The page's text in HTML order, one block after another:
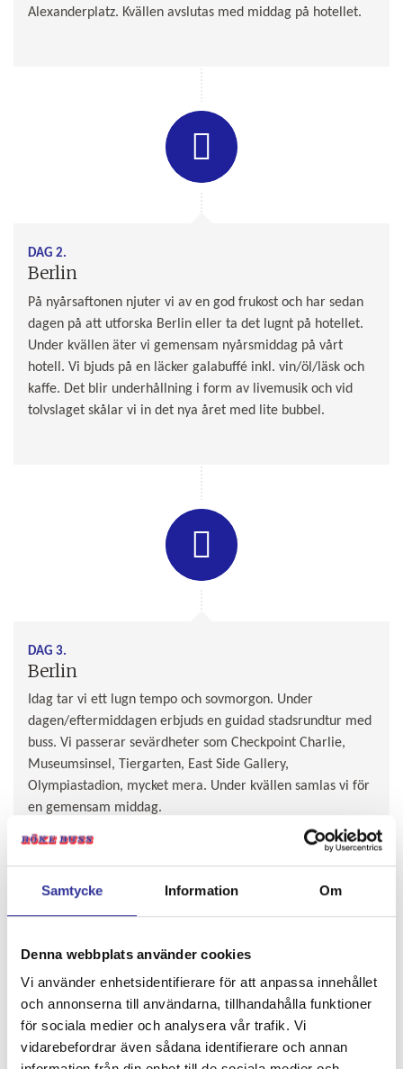
Samtycke Information Om
Denna webbplats använder cookies
Vi använder enhetsidentifierare för att anpassa innehållet
och annonserna till användarna, tillhandahålla funktioner
för sociala medier och analysera vår trafik. Vi
vidarebefordrar även sådana identifierare och annan
Alexanderplatz. Kvällen avslutas med middag på hotellet.
DAG 2.
Berlin
På nyårsaftonen njuter vi av en god frukost och har sedan
dagen på att utforska Berlin eller ta det lugnt på hotellet.
Under kvällen äter vi gemensam nyårsmiddag på vårt
hotell. Vi bjuds på en läcker galabuffé inkl. vin/öl/läsk och
kaffe. Det blir underhållning i form av livemusik och vid
tolvslaget skålar vi in det nya året med lite bubbel.
DAG 3.
Berlin
Idag tar vi ett lugn tempo och sovmorgon. Under
dagen/eftermiddagen erbjuds en guidad stadsrundtur med
buss. Vi passerar sevärdheter som Checkpoint Charlie,
Museumsinsel, Tiergarten, East Side Gallery,
Olympiastadion, mycket mera. Under kvällen samlas vi för
en gemensam middag.
DAG 4.